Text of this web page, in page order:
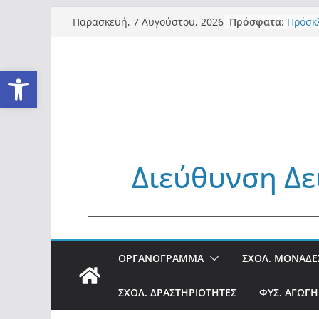
Ανοίξτε τη γραμμή εργαλείων
Μετάβαση
Παρασκευή, 7 Αυγούστου, 2026 Πρόσφατα:
Διεύθυνση
ΟΡΓΑΝΟΓΡΑΜΜΑ ΣΧΟΛ.
ΣΧΟΛ. ΔΡΑΣΤΗΡΙΟΤΗΤΕΣ ΦΥΣ. ΑΓΩΓΗ